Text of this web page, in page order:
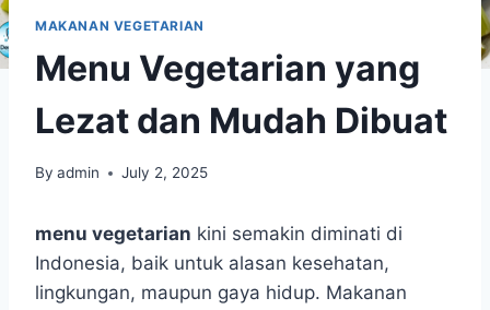
MAKANAN VEGETARIAN
Menu Vegetarian yang
Lezat dan Mudah Dibuat
By admin July 2, 2025
menu vegetarian kini semakin diminati di
Indonesia, baik untuk alasan kesehatan,
lingkungan, maupun gaya hidup. Makanan